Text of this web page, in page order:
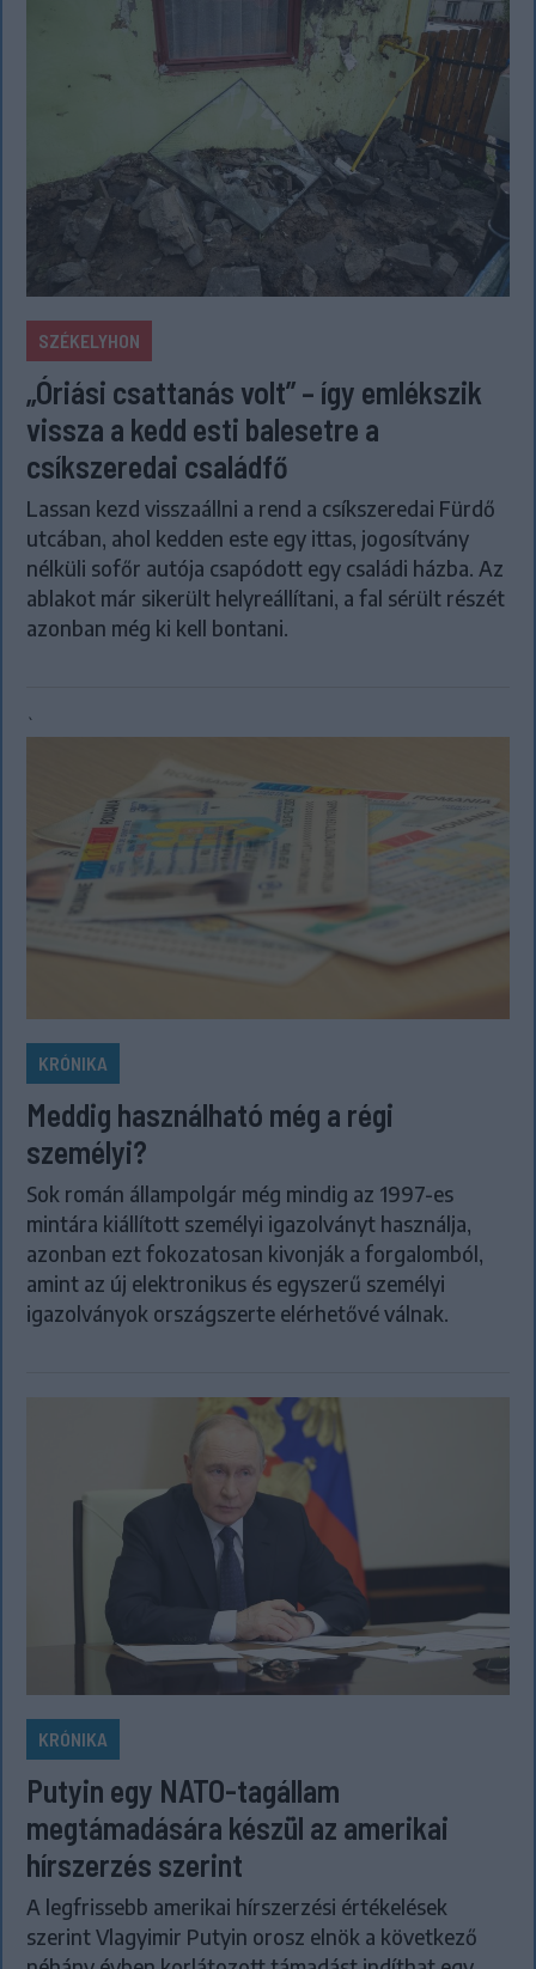
SZÉKELYHON
„Óriási csattanás volt” – így emlékszik
vissza a kedd esti balesetre a
csíkszeredai családfő
Lassan kezd visszaállni a rend a csíkszeredai Fürdő
utcában, ahol kedden este egy ittas, jogosítvány
nélküli sofőr autója csapódott egy családi házba. Az
ablakot már sikerült helyreállítani, a fal sérült részét
azonban még ki kell bontani.
`
KRÓNIKA
Meddig használható még a régi
személyi?
Sok román állampolgár még mindig az 1997-es
mintára kiállított személyi igazolványt használja,
azonban ezt fokozatosan kivonják a forgalomból,
amint az új elektronikus és egyszerű személyi
igazolványok országszerte elérhetővé válnak.
KRÓNIKA
Putyin egy NATO-tagállam
megtámadására készül az amerikai
hírszerzés szerint
A legfrissebb amerikai hírszerzési értékelések
szerint Vlagyimir Putyin orosz elnök a következő